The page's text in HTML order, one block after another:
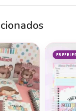
FREEBIES